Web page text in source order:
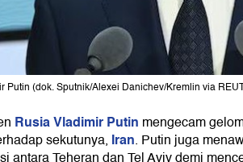
Putin (dok. Sputnik/Alexei Danichev/Kremlin via
RusiaVladimir Putin mengecam
sekutunya, Iran. Putin juga